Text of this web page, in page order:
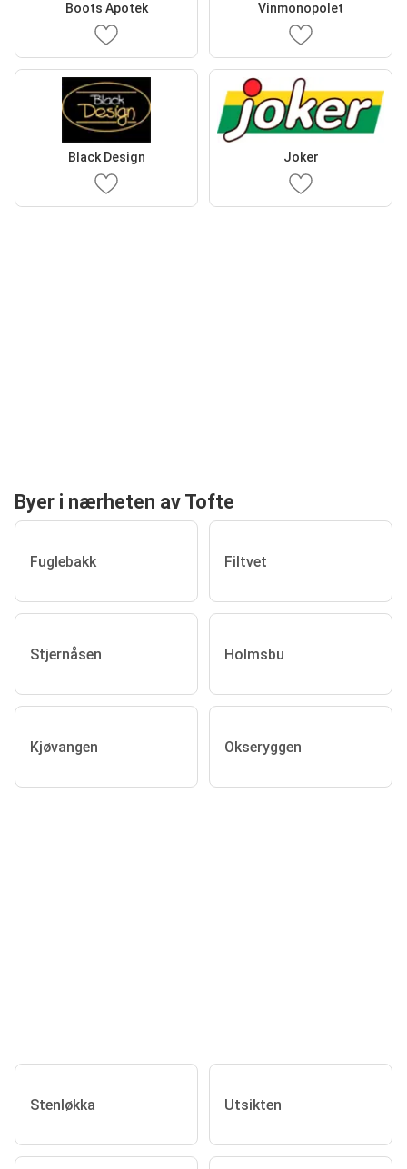
Boots Apotek Vinmonopolet
Black Design Joker
Byer i nærheten av Tofte
Fuglebakk Filtvet
Stjernåsen Holmsbu
Kjøvangen Okseryggen
Stenløkka Utsikten